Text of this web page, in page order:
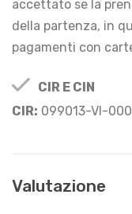
accettato se la
della partenza, in
pagamenti con
CIR E CIN
CIR: 099013-VI-
Valutazione